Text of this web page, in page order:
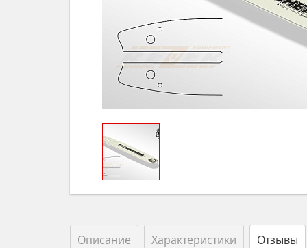
Описание Характеристики Отзывы